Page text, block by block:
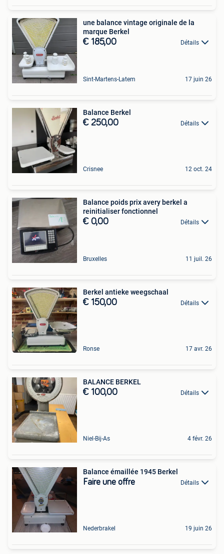
une balance vintage originale de la
marque Berkel
€ 185,00 Détails
Sint-Martens-Latem 17 juin 26
Balance Berkel
€ 250,00 Détails
Crisnee 12 oct. 24
Balance poids prix avery berkel a
reinitialiser fonctionnel
€ 0,00 Détails
Bruxelles 11 juil. 26
Berkel antieke weegschaal
€ 150,00 Détails
Ronse 17 avr. 26
BALANCE BERKEL
€ 100,00 Détails
Niel-Bij-As 4 févr. 26
Balance émaillée 1945 Berkel
Faire une offre Détails
Nederbrakel 19 juin 26